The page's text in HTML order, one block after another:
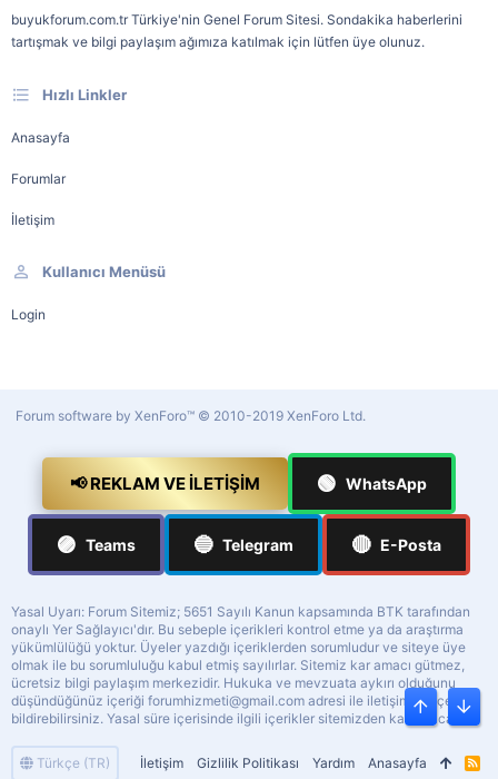
buyukforum.com.tr Türkiye'nin Genel Forum Sitesi. Sondakika haberlerini
tartışmak ve bilgi paylaşım ağımıza katılmak için lütfen üye olunuz.
Hızlı Linkler
Anasayfa
Forumlar
İletişim
Kullanıcı Menüsü
Login
Türkçe (TR) İletişim Gizlilik Politikası Yardım Anasayfa
R
Forum software by XenForo™ © 2010-2019 XenForo Ltd.
📢 REKLAM VE İLETIŞIM 🟢 WhatsApp
🟣 Teams 🔵 Telegram 🔴 E-Posta
Yasal Uyarı: Forum Sitemiz; 5651 Sayılı Kanun kapsamında BTK tarafından
onaylı Yer Sağlayıcı'dır. Bu sebeple içerikleri kontrol etme ya da araştırma
yükümlülüğü yoktur. Üyeler yazdığı içeriklerden sorumludur ve siteye üye
olmak ile bu sorumluluğu kabul etmiş sayılırlar. Sitemiz kar amacı gütmez,
ücretsiz bilgi paylaşım merkezidir. Hukuka ve mevzuata aykırı olduğunu
düşündüğünüz içeriği forumhizmeti@gmail.com adresi ile iletişime geçerek
bildirebilirsiniz. Yasal süre içerisinde ilgili içerikler sitemizden kaldırılacaktır.
Üst Alt